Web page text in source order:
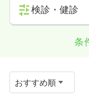
検診・健診
条